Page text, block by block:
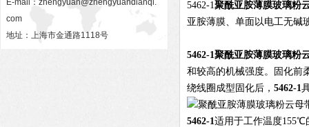
E-mail： zhengyuan@zhengyuandianqi.
com
地址：上海市金通路1118号
5462-1聚酰亚胺薄膜玻璃粉
亚胺薄膜、单面以电工无碱
5462-1聚酰亚胺薄膜玻璃粉
和较高的机械强度。固化前
绕线圈成型固化后， 5462-1
5462-1适用于工作温度155℃